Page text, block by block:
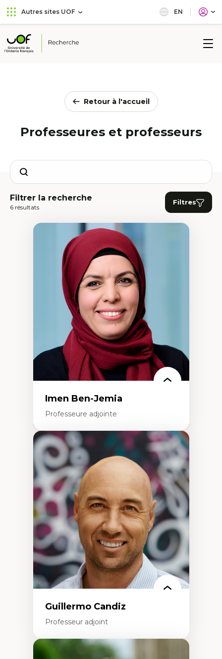
Aller
au
principal
Passer
au
Autres sites UOF EN
Université
Retour à l'accueil
Professeures et professeurs
Search
Filtrer la recherche
6 résultats
Filtres
Imen Ben-Jemia
Professeure adjointe
Expertises
Discours sur la ville et représentations
Mosquées, formes et usages au Canada
Reconnaissance et représentations des
communautés immigrantes dans l'espace
urbain
Design architectural et urbain
Patrimoine et patrimonialisation
Études postcoloniales et décolonisation des
savoirs
Guillermo Candiz
Professeur adjoint